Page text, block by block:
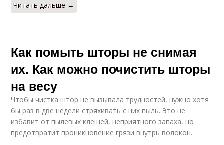
Читать дальше →
Как помыть шторы не снимая
их. Как можно почистить шторы
на весу
Чтобы чистка штор не вызывала трудностей, нужно хотя
бы раз в две недели стряхивать с них пыль. Это не
избавит от пылевых клещей, неприятного запаха, но
предотвратит проникновение грязи внутрь волокон.